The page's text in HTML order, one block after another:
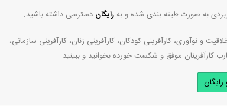
به صورت طبقه بندی شده و بهرایگان دسترسی داشته باشید.
و نوآوری، کارآفرینی کودکان، کارآفرینی زنان، کارآفرینی سازمانی،
کارآفرینان موفق و شکست خورده بخوانید و ببینید.